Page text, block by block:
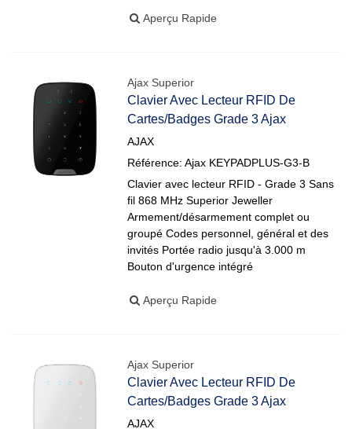
Aperçu Rapide
Ajax Superior
Clavier Avec Lecteur RFID De
Cartes/badges Grade 3 Ajax
AJAX
Référence: Ajax KEYPADPLUS-G3-B
Clavier avec lecteur RFID - Grade 3 Sans
fil 868 MHz Superior Jeweller
Armement/désarmement complet ou
groupé Codes personnel, général et des
invités Portée radio jusqu'à 3.000 m
Bouton d'urgence intégré
Aperçu Rapide
Ajax Superior
Clavier Avec Lecteur RFID De
Cartes/badges Grade 3 Ajax
AJAX